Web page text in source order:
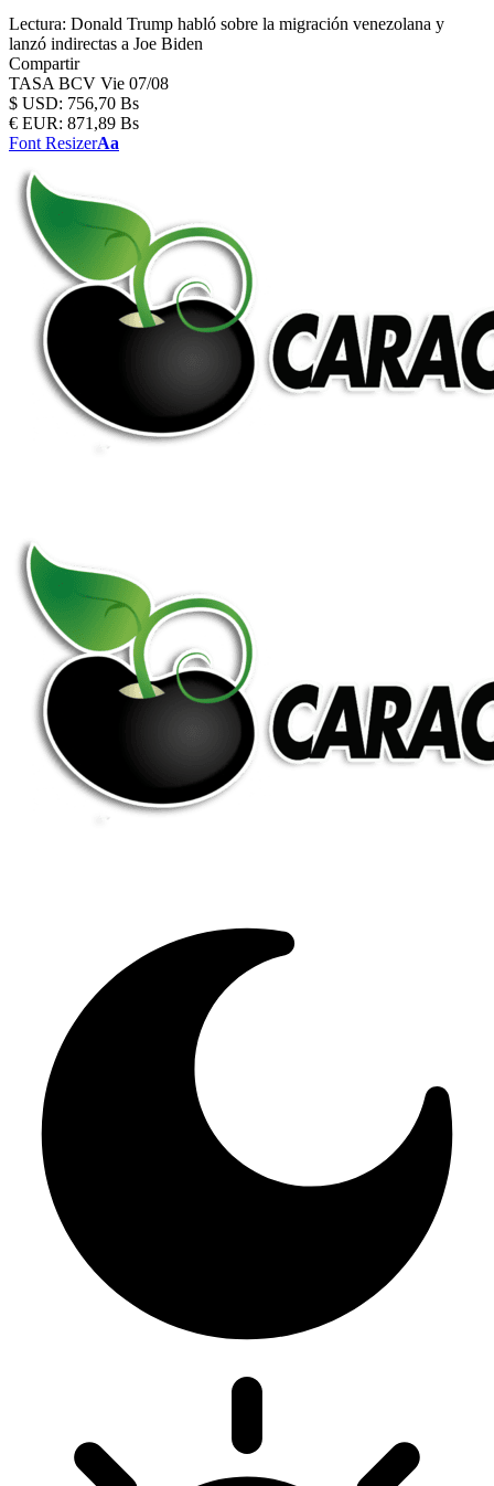
Lectura: Donald Trump habló sobre la migración venezolana y
lanzó indirectas a Joe Biden
Compartir
TASA BCV Vie 07/08
$ USD: 756,70 Bs
€ EUR: 871,89 Bs
Font ResizerAa